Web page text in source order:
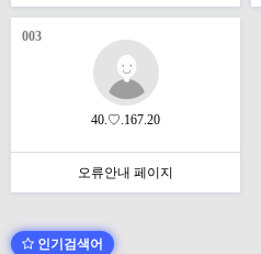
003
40.♡.167.20
오류안내 페이지
인기검색어